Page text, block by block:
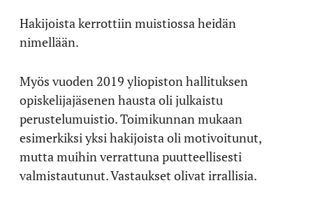
Hakijoista kerrottiin muistiossa heidän
nimellään.
Myös vuoden 2019 yliopiston hallituksen
opiskelijajäsenen hausta oli julkaistu
perustelumuistio. Toimikunnan mukaan
esimerkiksi yksi hakijoista oli motivoitunut,
mutta muihin verrattuna puutteellisesti
valmistautunut. Vastaukset olivat irrallisia.